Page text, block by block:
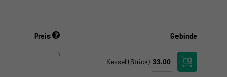
Preis Gebinde
Kessel (Stück)